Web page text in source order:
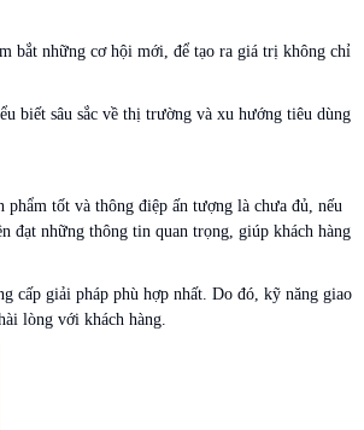
bắt những cơ hội mới, để tạo ra giá trị không chỉ
biết sâu sắc về thị trường và xu hướng tiêu dùng
tốt và thông điệp ấn tượng là chưa đủ, nếu
đạt những thông tin quan trọng, giúp khách hàng
cấp giải pháp phù hợp nhất. Do đó, kỹ năng giao
lòng với khách hàng.